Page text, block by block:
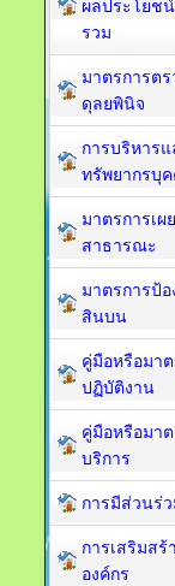
ผลประโยช
รวม
มาตรการต
ดุลยพินิจ
การบริหาร
ทรัพยากรบุ
มาตรการเ
สาธารณะ
มาตรการป้อ
สินบน
คู่มือหรือมา
ปฏิบัติงาน
คู่มือหรือมา
บริการ
การมีส่วนร่
การเสริมส
องค์กร